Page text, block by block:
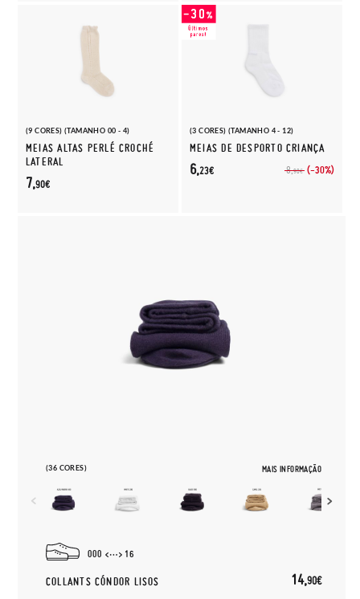
(9 CORES) (TAMANHO 00 - 4)
MEIAS ALTAS PERLÉ CROCHÉ
LATERAL
7,90€
(3 CORES) (TAMANHO 4 - 12)
MEIAS DE DESPORTO CRIANÇA
8,90€ (-30%)
6,23€
(36 CORES) MAIS INFORMAÇÃO
000 16
COLLANTS CÓNDOR LISOS 14,90€